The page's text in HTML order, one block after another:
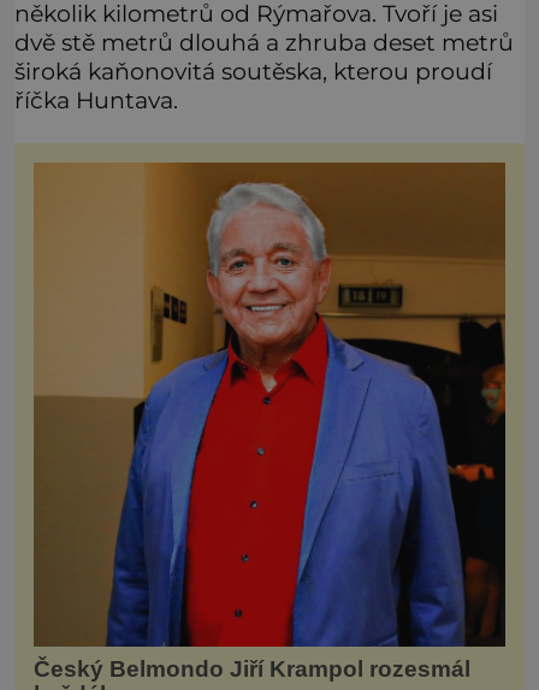
několik kilometrů od Rýmařova. Tvoří je asi
dvě stě metrů dlouhá a zhruba deset metrů
široká kaňonovitá soutěska, kterou proudí
říčka Huntava.
Český Belmondo Jiří Krampol rozesmál